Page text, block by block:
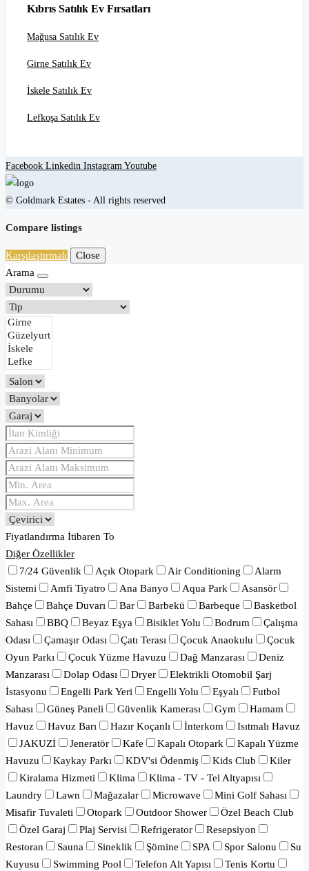
Kıbrıs Satılık Ev Fırsatları
Mağusa Satılık Ev
Girne Satılık Ev
İskele Satılık Ev
Lefkoşa Satılık Ev
Facebook Linkedin Instagram Youtube
© Goldmark Estates - All rights reserved
Compare listings
Karşılaştırmak
Close
Arama
Fiyatlandırma İtibaren To
Diğer Özellikler
7/24 Güvenlik
Açık Otopark Air Conditioning
Alarm
Sistemi
Amfi Tiyatro Ana Banyo Aqua Park
Asansör
Bahçe
Bahçe Duvarı Bar Barbekü Barbeque
Basketbol
Sahası
BBQ Beyaz Eşya Bisiklet Yolu Bodrum
Çalışma
Odası
Çamaşır Odası Çatı Terası Çocuk Anaokulu
Çocuk
Oyun Parkı
Çocuk Yüzme Havuzu Dağ Manzarası
Deniz
Manzarası
Dolap Odası Dryer
Elektrikli Otomobil Şarj
İstasyonu
Engelli Park Yeri Engelli Yolu Eşyalı
Futbol
Sahası
Güneş Paneli Güvenlik Kamerası Gym
Hamam
Havuz
Havuz Barı Hazır Koçanlı İnterkom
Isıtmalı Havuz
JAKUZİ
Jeneratör Kafe Kapalı Otopark
Kapalı Yüzme
Havuzu
Kaykay Parkı KDV'si Ödenmiş Kids Club
Kiler
Kiralama Hizmeti
Klima
Klima - TV - Tel Altyapısı
Laundry
Lawn Mağazalar Microwave
Mini Golf Sahası
Misafir Tuvaleti
Otopark Outdoor Shower
Özel Beach Club
Özel Garaj
Plaj Servisi Refrigerator
Resepsiyon
Restoran
Sauna Sineklik Şömine SPA Spor Salonu
Su
Kuyusu
Swimming Pool Telefon Alt Yapısı
Tenis Kortu